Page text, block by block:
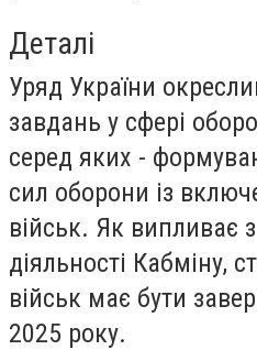
Деталі
Уряд України
завдань у сфері
серед яких -
сил оборони із
військ. Як випливає
діяльності Кабміну,
військ має бути
2025 року.